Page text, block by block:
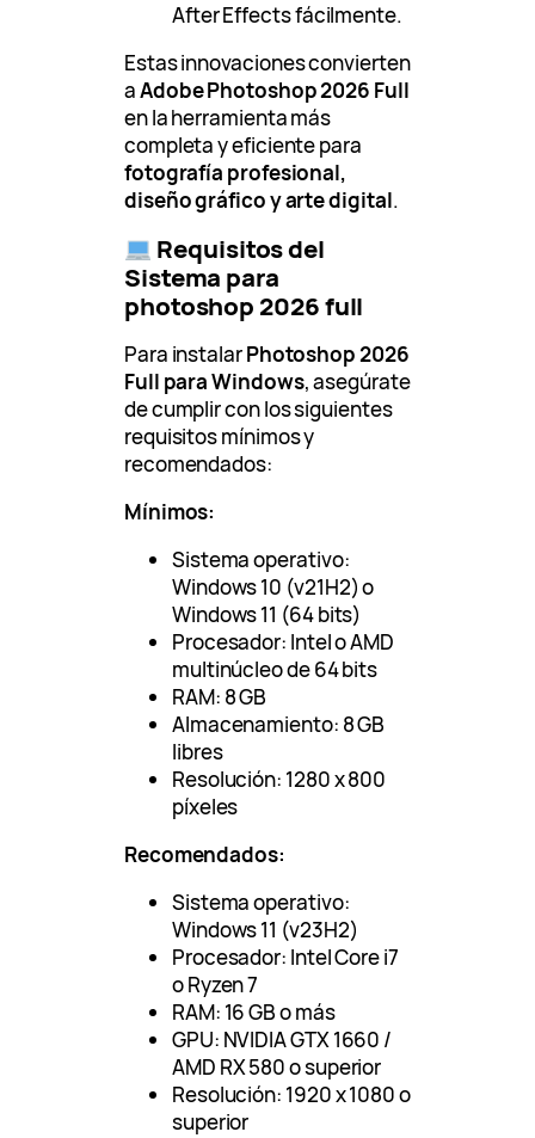
After Effects fácilmente.
Estas innovaciones convierten
aAdobe Photoshop 2026 Full
en la herramienta más
completa y eficiente para
fotografía profesional,
diseño gráfico y arte digital.
Requisitos del
Sistema para
photoshop 2026 full
Para instalarPhotoshop 2026
Full para Windows, asegúrate
de cumplir con los siguientes
requisitos mínimos y
recomendados:
Mínimos:
Sistema operativo:
Windows 10 (v21H2) o
Windows 11 (64 bits)
Procesador: Intel o AMD
multinúcleo de 64 bits
RAM: 8 GB
Almacenamiento: 8 GB
libres
Resolución: 1280 x 800
píxeles
Recomendados:
Sistema operativo:
Windows 11 (v23H2)
Procesador: Intel Core i7
o Ryzen 7
RAM: 16 GB o más
GPU: NVIDIA GTX 1660 /
AMD RX 580 o superior
Resolución: 1920 x 1080 o
superior